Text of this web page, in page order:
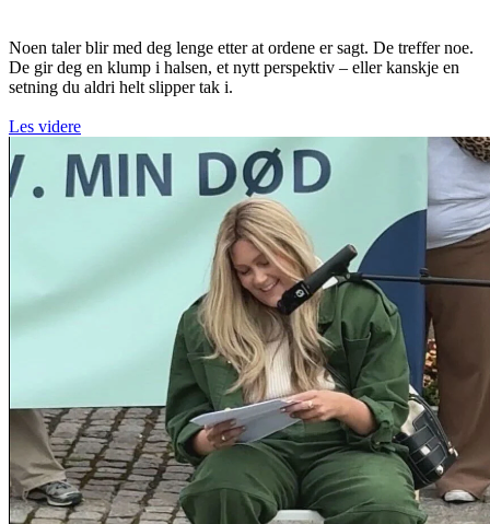
Noen taler blir med deg lenge etter at ordene er sagt. De treffer noe.
De gir deg en klump i halsen, et nytt perspektiv – eller kanskje en
setning du aldri helt slipper tak i.
Les videre